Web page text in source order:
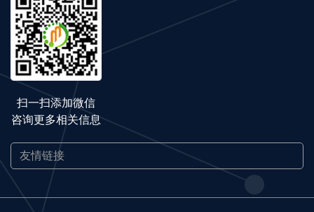
扫一扫添加微信
咨询更多相关信息